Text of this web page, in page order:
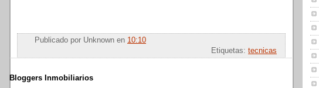
Publicado por Unknown en 10:10
Etiquetas: tecnicas
Bloggers Inmobiliarios